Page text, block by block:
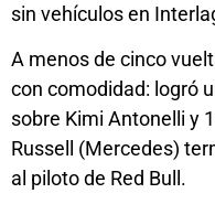
sin vehículos en
A menos de cinco
con comodidad: logró
sobre Kimi Antonelli y
Russell (Mercedes)
al piloto de Red Bull.